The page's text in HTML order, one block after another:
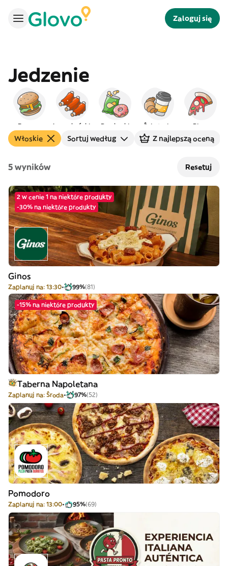
Zaloguj się
Jedzenie
Burgery Amerykańskie Przekąski Śniadanie Pizza
Włoskie Sortuj według Z najlepszą oceną
5 wyników Resetuj
2 w cenie 1 na niektóre produkty
-30% na niektóre produkty
Ginos
Zaplanuj na: 13:30 99%(81)
-15% na niektóre produkty
Taberna Napoletana
Zaplanuj na: Środa 97%(52)
Pomodoro
Zaplanuj na: 13:00 95%(69)